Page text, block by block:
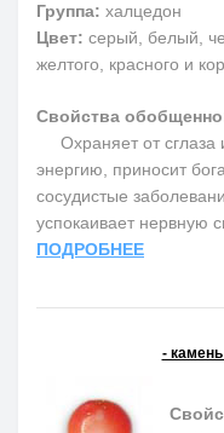
Группа: халцедон
Цвет: серый, белый,
желтого, красного и
Свойства
Охраняет от сглаза
энергию, приносит
сосудистые
успокаивает нервную
ПОДРОБНЕЕ
-